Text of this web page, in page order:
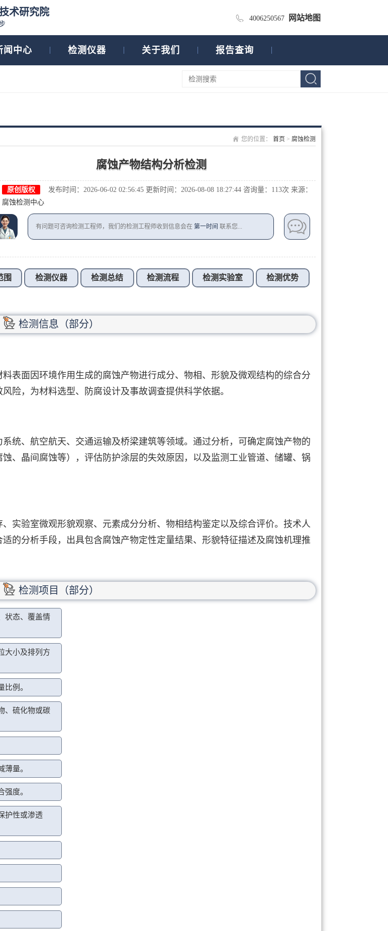
术研究院
4006250567 网站地图
闻中心 检测仪器 关于我们 报告查询
您的位置： 首页> 腐蚀检测
腐蚀产物结构分析检测
原创版权 发布时间：2026-06-02 02:56:45 更新时间：2026-08-08 18:27:44 咨询量：1 13次 来源：
腐蚀检测中心
有问题可咨询检测工程师，我们的检测工程师收到信息会在第一时间 联系您...
围 检测仪器 检测总结 检测流程 检测实验室 检测优势
检测信息（部分）
表面因环境作用生成的腐蚀产物进行成分、物相、形貌及微观结构的综合分
险，为材料选型、防腐设计及事故调查提供科学依据。
统、航空航天、交通运输及桥梁建筑等领域。通过分析，可确定腐蚀产物的
、晶间腐蚀等），评估防护涂层的失效原因，以及监测工业管道、储罐、锅
实验室微观形貌观察、元素成分分析、物相结构鉴定以及综合评价。技术人
的分析手段，出具包含腐蚀产物定性定量结果、形貌特征描述及腐蚀机理推
检测项目（部分）
状态、覆盖情
大小及排列方
例。
、硫化物或碳
量。
度。
护性或渗透